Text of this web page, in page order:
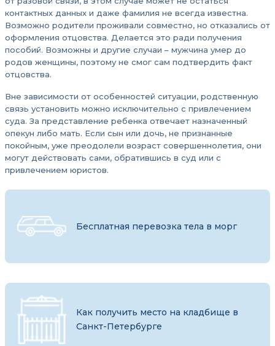
контактных данных и даже фамилия не всегда известна.
Возможно родители проживали совместно, но отказались от
оформления отцовства. Делается это ради получения
пособий. Возможны и другие случаи – мужчина умер до
родов женщины, поэтому не смог сам подтвердить факт
отцовства.
Вне зависимости от особенностей ситуации, родственную
связь установить можно исключительно с привлечением
суда. За представление ребенка отвечает назначенный
опекун либо мать. Если сын или дочь, не признанные
покойным, уже преодолели возраст совершеннолетия, они
могут действовать сами, обратившись в суд или с
привлечением юристов.
Бесплатная перевозка тела в морг
Как получить место на кладбище в
Санкт-Петербурге